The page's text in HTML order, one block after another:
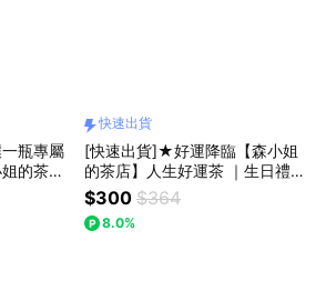
一瓶專屬
的茶
快速出貨
[快速出貨]★好運降臨【森小姐
的茶店】人生好運茶 ｜生日禮物
加油打氣 畢業禮物
$300 $364
8.0%